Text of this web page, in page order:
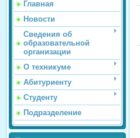
Главная
Новости
Сведения об
образовательной
организации
О техникуме
Абитуриенту
Студенту
Подразделение